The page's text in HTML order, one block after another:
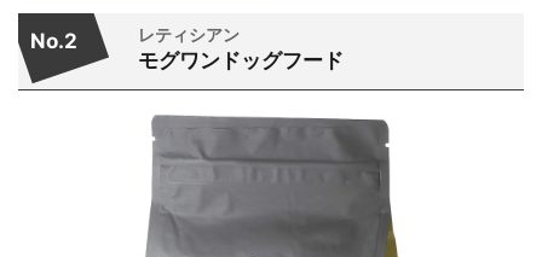
No.2 レティシアン
モグワンドッグフード